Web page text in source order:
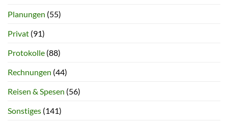
Planungen (55)
Privat (91)
Protokolle (88)
Rechnungen (44)
Reisen & Spesen (56)
Sonstiges (141)